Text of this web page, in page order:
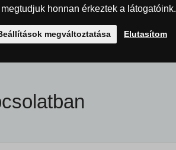
honnan érkeztek a látogatóink.
megváltoztatása Elutasítom